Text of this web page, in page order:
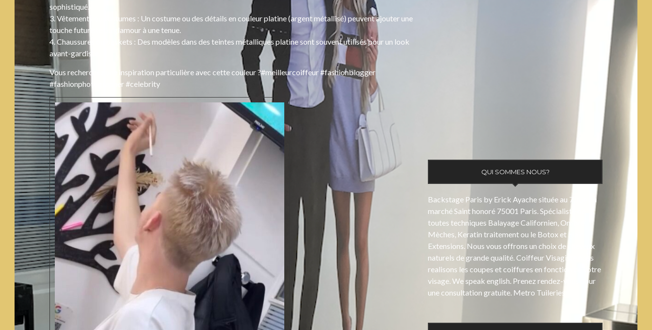
sophistiqué.
3. Vêtements ou costumes : Un costume ou des détails en couleur platine (argent métallisé) peuvent ajouter une
touche futuriste ou glamour à une tenue.
4. Chaussures ou baskets : Des modèles dans des teintes métalliques platine sont souvent utilisés pour un look
avant-gardiste.
Vous recherchez une inspiration particulière avec cette couleur ?#meilleurcoiffeur #fashionblogger
#fashionphotographer #celebrity
QUI SOMMES NOUS?
Backstage Paris by Erick Ayache située au 7, rue du
marché Saint honoré 75001 Paris. Spécialiste de
toutes techniques Balayage Californien, Ombré,
Mèches, Keratin traitement ou le Botox et Hair
Extensions. Nous vous offrons un choix de cheveux
naturels de grande qualité. Coiffeur Visagiste nous
realisons les coupes et coiffures en fonction de votre
visage. We speak english. Prenez rendez-vous pour
une consultation gratuite. Metro Tuileries